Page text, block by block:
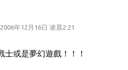
2006年12月16日 凌晨2:21
士或是夢幻遊戲！！！